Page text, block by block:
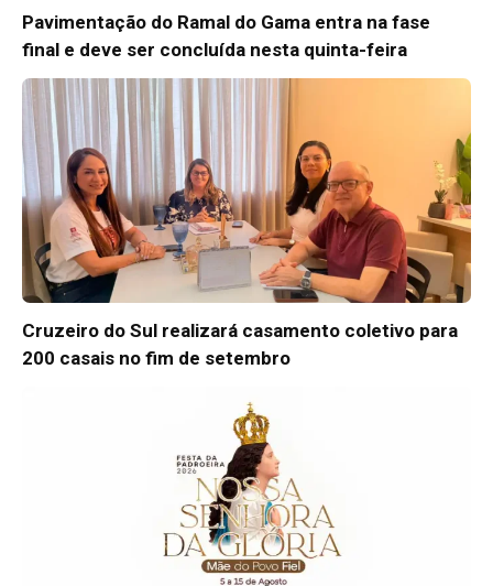
Pavimentação do Ramal do Gama entra na fase
final e deve ser concluída nesta quinta-feira
Cruzeiro do Sul realizará casamento coletivo para
200 casais no fim de setembro